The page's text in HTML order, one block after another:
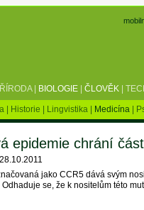
| BIOLOGIE | ČLOVĚK |
| Historie | Lingvistika | Medicína |
epidemie chrání
28.10.2011
jako CCR5 dává svým
se, že k nositelům této